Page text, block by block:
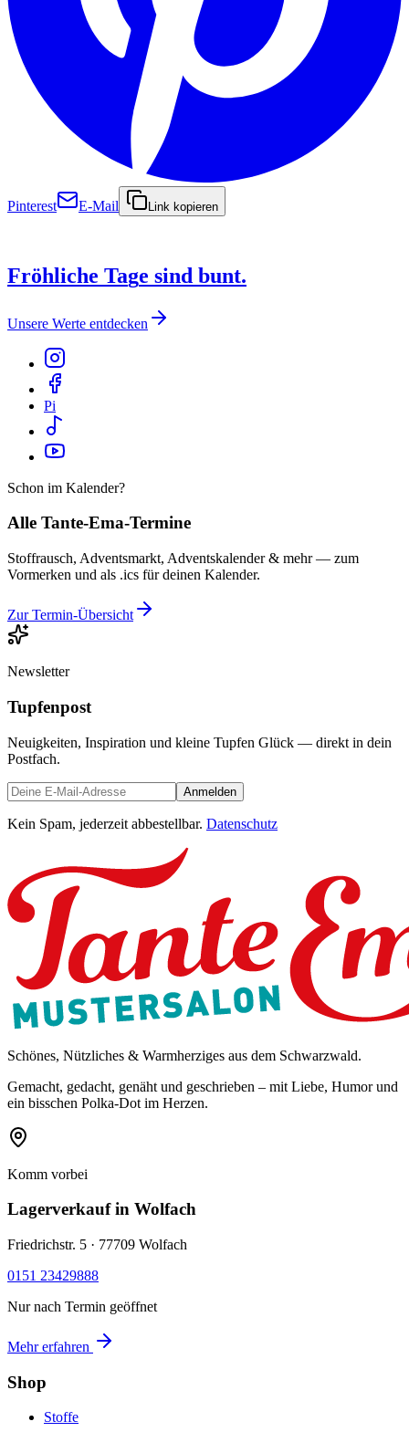
Pinterest E-Mail Link kopieren
Fröhliche Tage sind bunt.
Unsere Werte entdecken
Pi
Schon im Kalender?
Alle Tante-Ema-Termine
Stoffrausch, Adventsmarkt, Adventskalender & mehr — zum
Vormerken und als .ics für deinen Kalender.
Zur Termin-Übersicht
Newsletter
Tupfenpost
Neuigkeiten, Inspiration und kleine Tupfen Glück — direkt in dein
Postfach.
Anmelden
Kein Spam, jederzeit abbestellbar. Datenschutz
Schönes, Nützliches & Warmherziges aus dem Schwarzwald.
Gemacht, gedacht, genäht und geschrieben – mit Liebe, Humor und
ein bisschen Polka-Dot im Herzen.
Komm vorbei
Lagerverkaufin Wolfach
Friedrichstr. 5 · 77709 Wolfach
0151 23429888
Nur nach Termin geöffnet
Mehr erfahren
Shop
Stoffe